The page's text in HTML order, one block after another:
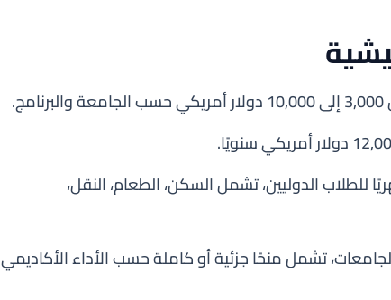
حوالي 600–900 دولار شهريًا للطلاب الدوليين، تشمل السكن، الطعام، النقل،
تشمل منحًا جزئية أو كاملة حسب الأداء الأكاديمي